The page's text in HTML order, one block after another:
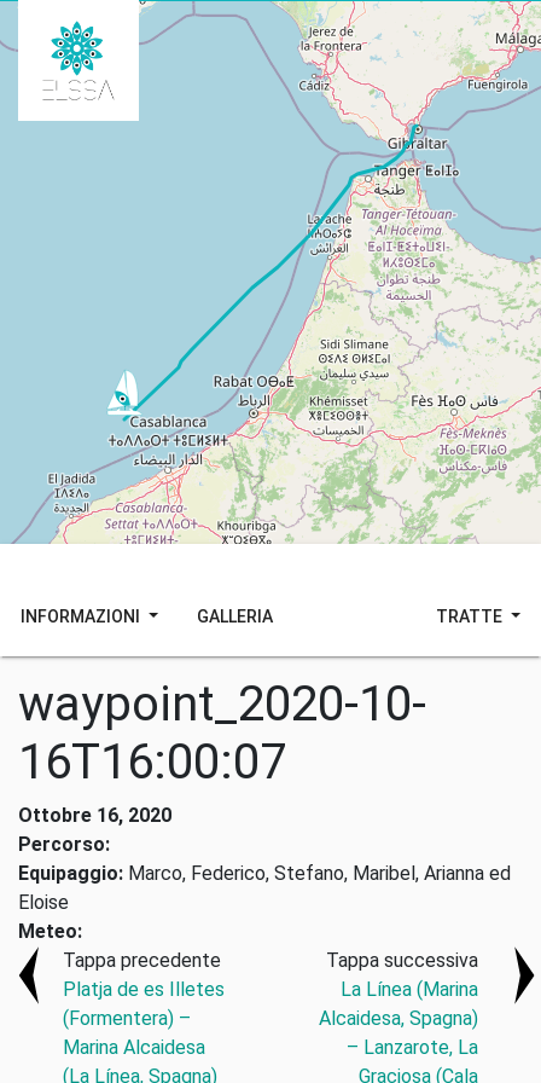
INFORMAZIONI GALLERIA TRATTE
waypoint_2020-10-
16T16:00:07
Ottobre 16, 2020
Percorso:
Equipaggio: Marco, Federico, Stefano, Maribel, Arianna ed
Eloise
Meteo:
Tappa precedente
Platja de es Illetes
(Formentera) –
Marina Alcaidesa
(La Línea, Spagna)
Tappa successiva
La Línea (Marina
Alcaidesa, Spagna)
– Lanzarote, La
Graciosa (Cala